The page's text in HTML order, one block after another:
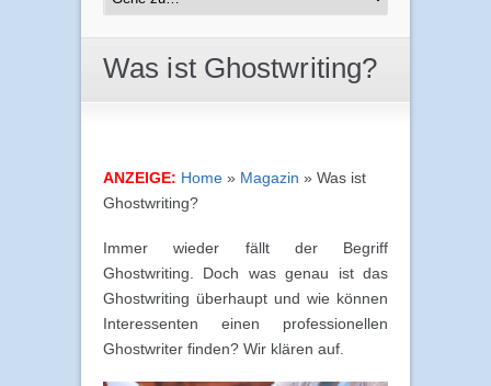
Was ist Ghostwriting?
ANZEIGE: Home » Magazin » Was ist
Ghostwriting?
Immer wieder fällt der Begriff
Ghostwriting. Doch was genau ist das
Ghostwriting überhaupt und wie können
Interessenten einen professionellen
Ghostwriter finden? Wir klären auf.